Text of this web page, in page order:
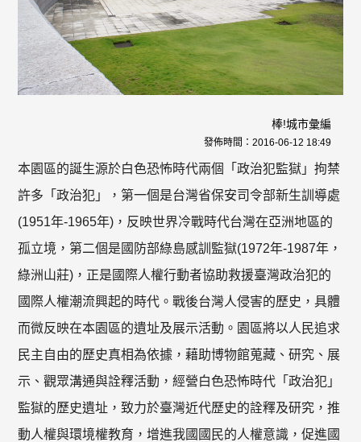
棒!城市彙編
發佈時間： 2016-06-12 18:49
本園區的誕生源於白色恐怖時代兩個「政治犯監獄」拘禁
許多「政治犯」，第一個是台灣省保安司令部新生訓導處
(1951年-1965年)，反映世界冷戰時代台灣在亞洲地區的
孤立境，第二個是國防部綠島感訓監獄(1972年-1987年，
綠洲山莊)，正是國際人權行動者協助救援臺灣政治犯的
國際人權潮流興起的時代。戰後台灣人侵害的歷史，具體
而微反映在本園區的遺址及展示活動。園區將以人民追求
民主自由的歷史真相為依據，藉助博物館蒐藏、研究、展
示、觀眾溝通與詮釋活動，經營白色恐怖時代「政治犯」
監獄的歷史遺址，致力於臺灣近代歷史的詮釋及研究，推
動人權與環境權教育，增進我國國民的人權意識，促進國